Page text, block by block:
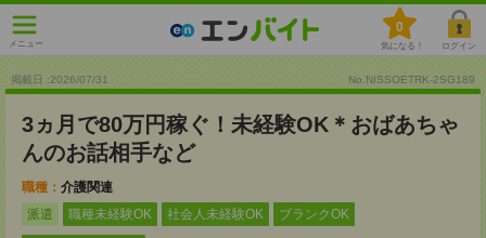
メニュー
0
気になる！ ログイン
掲載日 :2026/07/31 No.NISSOETRK-2SG189
3ヵ月で80万円稼ぐ！未経験OK＊おばあちゃ
んのお話相手など
職種： 介護関連
派遣
職種未経験OK 社会人未経験OK ブランクOK